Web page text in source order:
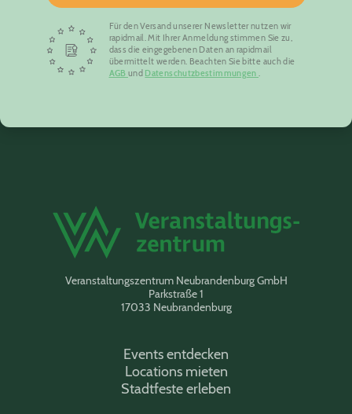
Für den Versand unserer Newsletter nutzen wir
rapidmail. Mit Ihrer Anmeldung stimmen Sie zu,
dass die eingegebenen Daten an rapidmail
übermittelt werden. Beachten Sie bitte auch die
AGB und Datenschutzbestimmungen.
Veranstaltungszentrum Neubrandenburg GmbH
Parkstraße 1
17033 Neubrandenburg
Events entdecken
Locations mieten
Stadtfeste erleben